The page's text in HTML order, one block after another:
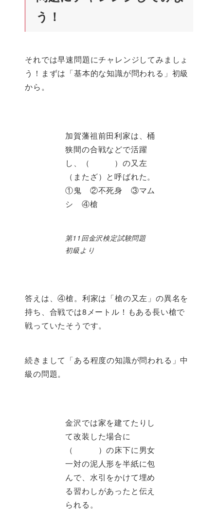
う！
それでは早速問題にチャレンジしてみましょ
う！まずは「基本的な知識が問われる」初級
から。
加賀藩祖前田利家は、桶
狭間の合戦などで活躍
し、（ ）の又左
（またざ）と呼ばれた。
①鬼 ②不死身 ③マム
シ ④槍
第11回金沢検定試験問題
初級より
答えは、④槍。利家は「槍の又左」の異名を
持ち、合戦では8メートル！もある長い槍で
戦っていたそうです。
続きまして「ある程度の知識が問われる」中
級の問題。
金沢では家を建てたりし
て改装した場合に
（ ）の床下に男女
一対の泥人形を半紙に包
んで、水引をかけて埋め
る習わしがあったと伝え
られる。